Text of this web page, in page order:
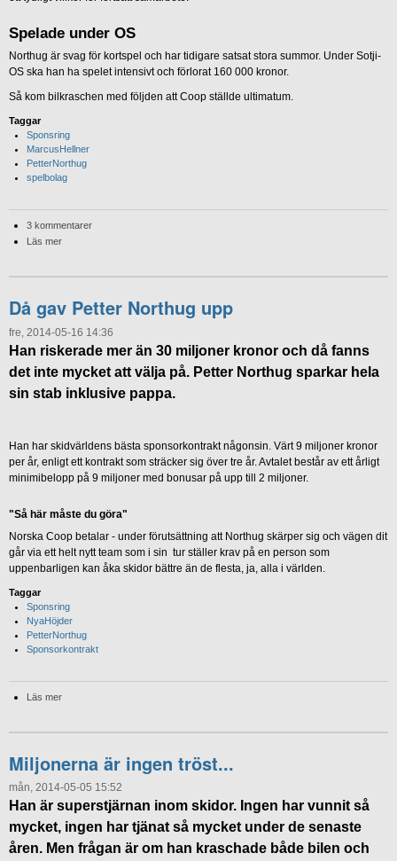
Spelade under OS
Northug är svag för kortspel och har tidigare satsat stora summor. Under Sotji-
OS ska han ha spelet intensivt och förlorat 160 000 kronor.
Så kom bilkraschen med följden att Coop ställde ultimatum.
Taggar
Sponsring
MarcusHellner
PetterNorthug
spelbolag
3 kommentarer
Läs mer
Då gav Petter Northug upp
fre, 2014-05-16 14:36
Han riskerade mer än 30 miljoner kronor och då fanns
det inte mycket att välja på. Petter Northug sparkar hela
sin stab inklusive pappa.
Han har skidvärldens bästa sponsorkontrakt någonsin. Värt 9 miljoner kronor
per år, enligt ett kontrakt som sträcker sig över tre år. Avtalet består av ett årligt
minimibelopp på 9 miljoner med bonusar på upp till 2 miljoner.
"Så här måste du göra"
Norska Coop betalar - under förutsättning att Northug skärper sig och vägen dit
går via ett helt nytt team som i sin tur ställer krav på en person som
uppenbarligen kan åka skidor bättre än de flesta, ja, alla i världen.
Taggar
Sponsring
NyaHöjder
PetterNorthug
Sponsorkontrakt
Läs mer
Miljonerna är ingen tröst...
mån, 2014-05-05 15:52
Han är superstjärnan inom skidor. Ingen har vunnit så
mycket, ingen har tjänat så mycket under de senaste
åren. Men frågan är om han kraschade både bilen och